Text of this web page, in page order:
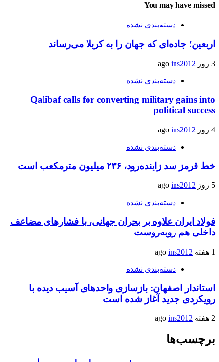
You may have missed
دسته‌بندی نشده
اربعین؛ جاده‌ای که جهان را به کربلا می‌رساند
3 روز ago ins2012
دسته‌بندی نشده
Qalibaf calls for converting military gains into
political success
4 روز ago ins2012
دسته‌بندی نشده
خط قرمز سد زاینده‌رود، ۲۳۶ میلیون مترمکعب است
5 روز ago ins2012
دسته‌بندی نشده
فولاد ایران علاوه بر بحران جهانی، با فشارهای مضاعف
داخلی هم روبه‌روست
1 هفته ago ins2012
دسته‌بندی نشده
استاندار اصفهان: بازسازی واحدهای آسیب دیده با
رویکردی جدید آغاز شده است
2 هفته ago ins2012
برچسب‌ها